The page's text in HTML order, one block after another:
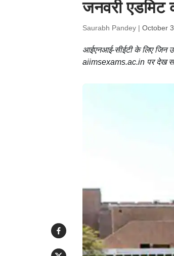
जनवरी एडमिट
Saurabh Pandey | October
आईएनआई-सीईटी के लिए जिन
aiimsexams.ac.in पर देख